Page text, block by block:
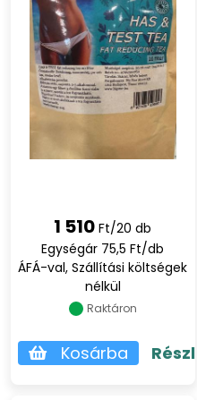
1 510 Ft/20 db
Egységár 75,5 Ft/db
ÁFÁ-val, Szállítási költségek
nélkül
Raktáron
Kosárba